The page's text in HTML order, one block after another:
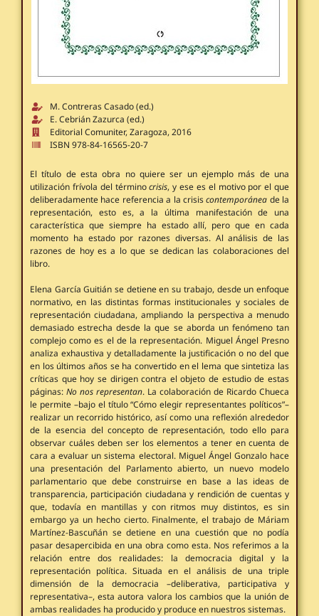
M. Contreras Casado (ed.)
E. Cebrián Zazurca (ed.)
Editorial Comuniter, Zaragoza, 2016
ISBN 978-84-16565-20-7
El título de esta obra no quiere ser un ejemplo más de una
utilización frívola del términocrisis, y ese es el motivo por el que
deliberadamente hace referencia a la crisiscontemporánea de la
representación, esto es, a la última manifestación de una
característica que siempre ha estado allí, pero que en cada
momento ha estado por razones diversas. Al análisis de las
razones de hoy es a lo que se dedican las colaboraciones del
libro.
Elena García Guitián se detiene en su trabajo, desde un enfoque
normativo, en las distintas formas institucionales y sociales de
representación ciudadana, ampliando la perspectiva a menudo
demasiado estrecha desde la que se aborda un fenómeno tan
complejo como es el de la representación. Miguel Ángel Presno
analiza exhaustiva y detalladamente la justificación o no del que
en los últimos años se ha convertido en el lema que sintetiza las
críticas que hoy se dirigen contra el objeto de estudio de estas
páginas: No nos representan. La colaboración de Ricardo Chueca
le permite –bajo el título “Cómo elegir representantes políticos”–
realizar un recorrido histórico, así como una reflexión alrededor
de la esencia del concepto de representación, todo ello para
observar cuáles deben ser los elementos a tener en cuenta de
cara a evaluar un sistema electoral. Miguel Ángel Gonzalo hace
una presentación del Parlamento abierto, un nuevo modelo
parlamentario que debe construirse en base a las ideas de
transparencia, participación ciudadana y rendición de cuentas y
que, todavía en mantillas y con ritmos muy distintos, es sin
embargo ya un hecho cierto. Finalmente, el trabajo de Máriam
Martínez-Bascuñán se detiene en una cuestión que no podía
pasar desapercibida en una obra como esta. Nos referimos a la
relación entre dos realidades: la democracia digital y la
representación política. Situada en el análisis de una triple
dimensión de la democracia –deliberativa, participativa y
representativa–, esta autora valora los cambios que la unión de
ambas realidades ha producido y produce en nuestros sistemas.